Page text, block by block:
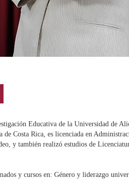
Educativa de la Universidad de
de Costa Rica, es licenciada en
y también realizó estudios de
y cursos en: Género y liderazgo